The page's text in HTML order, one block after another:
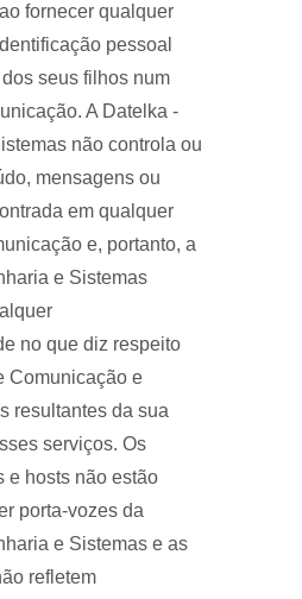
fornecer qualquer
pessoal
seus filhos num
A Datelka -
não controla ou
mensagens ou
em qualquer
e, portanto, a
e Sistemas
no que diz respeito
Comunicação e
resultantes da sua
serviços. Os
e hosts não estão
porta-vozes da
e Sistemas e as
refletem